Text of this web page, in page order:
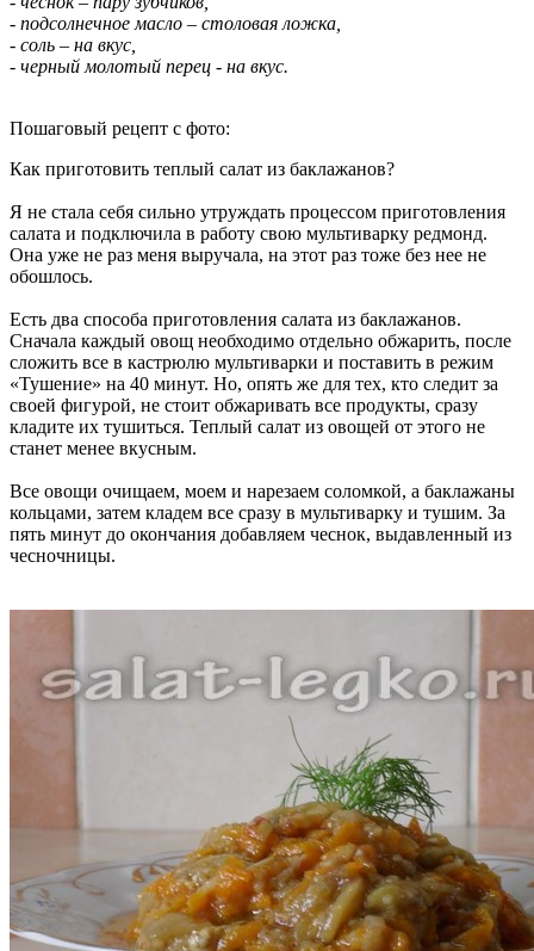
- подсолнечное масло – столовая ложка,
- соль – на вкус,
- черный молотый перец - на вкус.
Пошаговый рецепт с фото:
Как приготовить теплый салат из баклажанов?
Я не стала себя сильно утруждать процессом приготовления
салата и подключила в работу свою мультиварку редмонд.
Она уже не раз меня выручала, на этот раз тоже без нее не
обошлось.
Есть два способа приготовления салата из баклажанов.
Сначала каждый овощ необходимо отдельно обжарить, после
сложить все в кастрюлю мультиварки и поставить в режим
«Тушение» на 40 минут. Но, опять же для тех, кто следит за
своей фигурой, не стоит обжаривать все продукты, сразу
кладите их тушиться. Теплый салат из овощей от этого не
станет менее вкусным.
Все овощи очищаем, моем и нарезаем соломкой, а баклажаны
кольцами, затем кладем все сразу в мультиварку и тушим. За
пять минут до окончания добавляем чеснок, выдавленный из
чесночницы.